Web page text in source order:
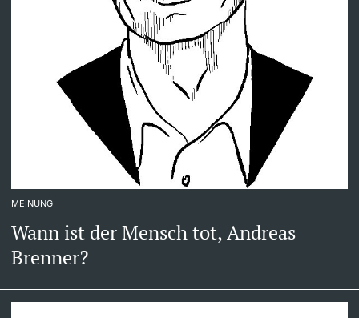
MEINUNG
Wann ist der Mensch tot, Andreas
Brenner?